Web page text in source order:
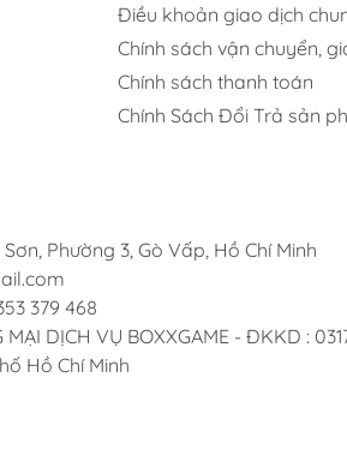
Điều khoản giao dịch
Chính sách vận chuyển,
Chính sách thanh toán
Chính Sách Đổi Trả sản
Phường 3, Gò Vấp, Hồ Chí Minh
379 468
MẠI DỊCH VỤ BOXXGAME - ĐKKD :
Hồ Chí Minh